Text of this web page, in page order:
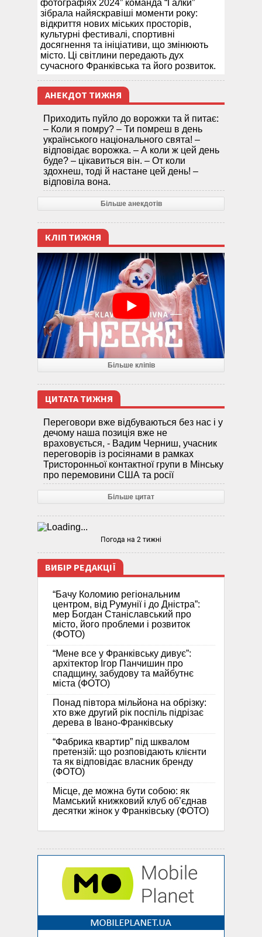
фотографіях 2024” команда “Галки”
зібрала найяскравіші моменти року:
відкриття нових міських просторів,
культурні фестивалі, спортивні
досягнення та ініціативи, що змінюють
місто. Ці світлини передають дух
сучасного Франківська та його розвиток.
АНЕКДОТ ТИЖНЯ
Приходить пуйло до ворожки та й питає:
– Коли я помру? – Ти помреш в день
українського національного свята! –
відповідає ворожка. – А коли ж цей день
буде? – цікавиться він. – От коли
здохнеш, тоді й настане цей день! –
відповіла вона.
Більше анекдотів
КЛІП ТИЖНЯ
Більше кліпів
ЦИТАТА ТИЖНЯ
Переговори вже відбуваються без нас і у
дечому наша позиція вже не
враховується, - Вадим Черниш, учасник
переговорів із росіянами в рамках
Тристоронньої контактної групи в Мінську
про перемовини США та росії
Більше цитат
Погода на 2 тижні
ВИБІР РЕДАКЦІЇ
“Бачу Коломию регіональним
центром, від Румунії і до Дністра”:
мер Богдан Станіславський про
місто, його проблеми і розвиток
(ФОТО)
“Мене все у Франківську дивує”:
архітектор Ігор Панчишин про
спадщину, забудову та майбутнє
міста (ФОТО)
Понад півтора мільйона на обрізку:
хто вже другий рік поспіль підрізає
дерева в Івано-Франківську
“Фабрика квартир” під шквалом
претензій: що розповідають клієнти
та як відповідає власник бренду
(ФОТО)
Місце, де можна бути собою: як
Мамський книжковий клуб об’єднав
десятки жінок у Франківську (ФОТО)